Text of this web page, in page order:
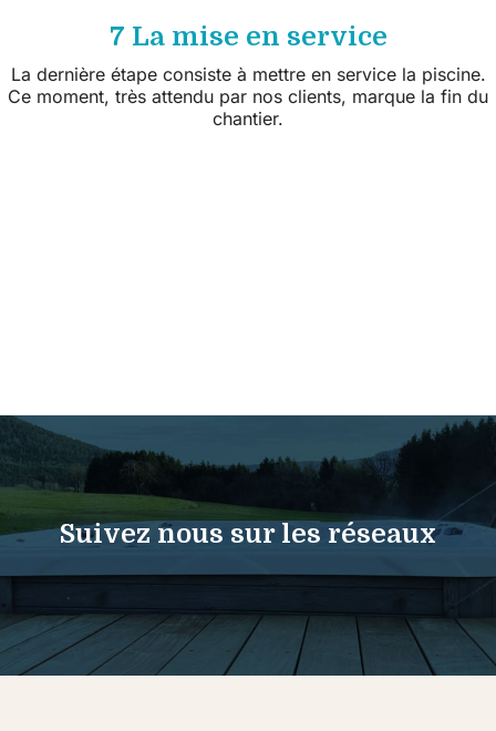
7 La mise en service
La dernière étape consiste à mettre en service la piscine.
Ce moment, très attendu par nos clients, marque la fin du
chantier.
Suivez nous sur les réseaux